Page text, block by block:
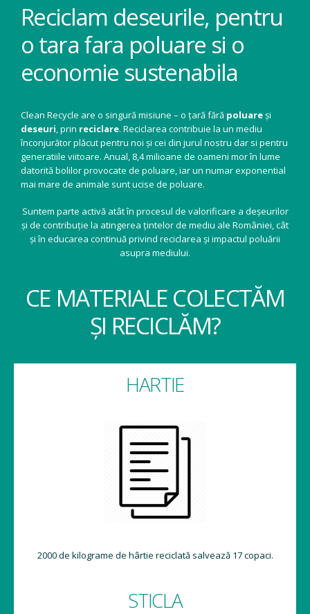
Reciclam deseurile, pentru
o tara fara poluare si o
economie sustenabila
Clean Recycle are o singură misiune – o țară fără poluareși
deseuri, prin reciclare. Reciclarea contribuie la un mediu
înconjurător plăcut pentru noi și cei din jurul nostru dar si pentru
generatiile viitoare. Anual, 8,4 milioane de oameni mor în lume
datorită bolilor provocate de poluare, iar un numar exponential
mai mare de animale sunt ucise de poluare.
Suntem parte activă atât în procesul de valorificare a deșeurilor
și de contribuție la atingerea țintelor de mediu ale României, cât
și în educarea continuă privind reciclarea și impactul poluării
asupra mediului.
CE MATERIALE COLECTĂM
ȘI RECICLĂM?
HARTIE
2000 de kilograme de hârtie reciclată salvează 17 copaci.
STICLA